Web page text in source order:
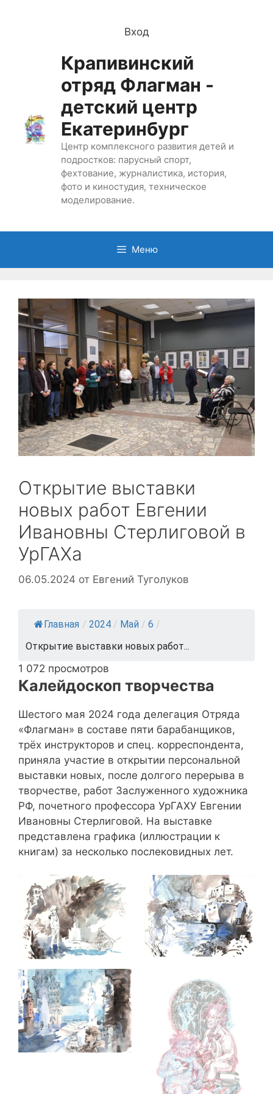
Вход
Крапивинский
отряд Флагман -
детский центр
Екатеринбург
Центр комплексного развития детей и
подростков: парусный спорт,
фехтование, журналистика, история,
фото и киностудия, техническое
моделирование.
Меню
Открытие выставки
новых работ Евгении
Ивановны Стерлиговой в
УрГАХа
06.05.2024 от Евгений Туголуков
Главная / 2024 / Май / 6 /
Открытие выставки новых работ...
1 072 просмотров
Калейдоскоп творчества
Шестого мая 2024 года делегация Отряда
«Флагман» в составе пяти барабанщиков,
трёх инструкторов и спец. корреспондента,
приняла участие в открытии персональной
выставки новых, после долгого перерыва в
творчестве, работ Заслуженного художника
РФ, почетного профессора УрГАХУ Евгении
Ивановны Стерлиговой. На выставке
представлена графика (иллюстрации к
книгам) за несколько послековидных лет.